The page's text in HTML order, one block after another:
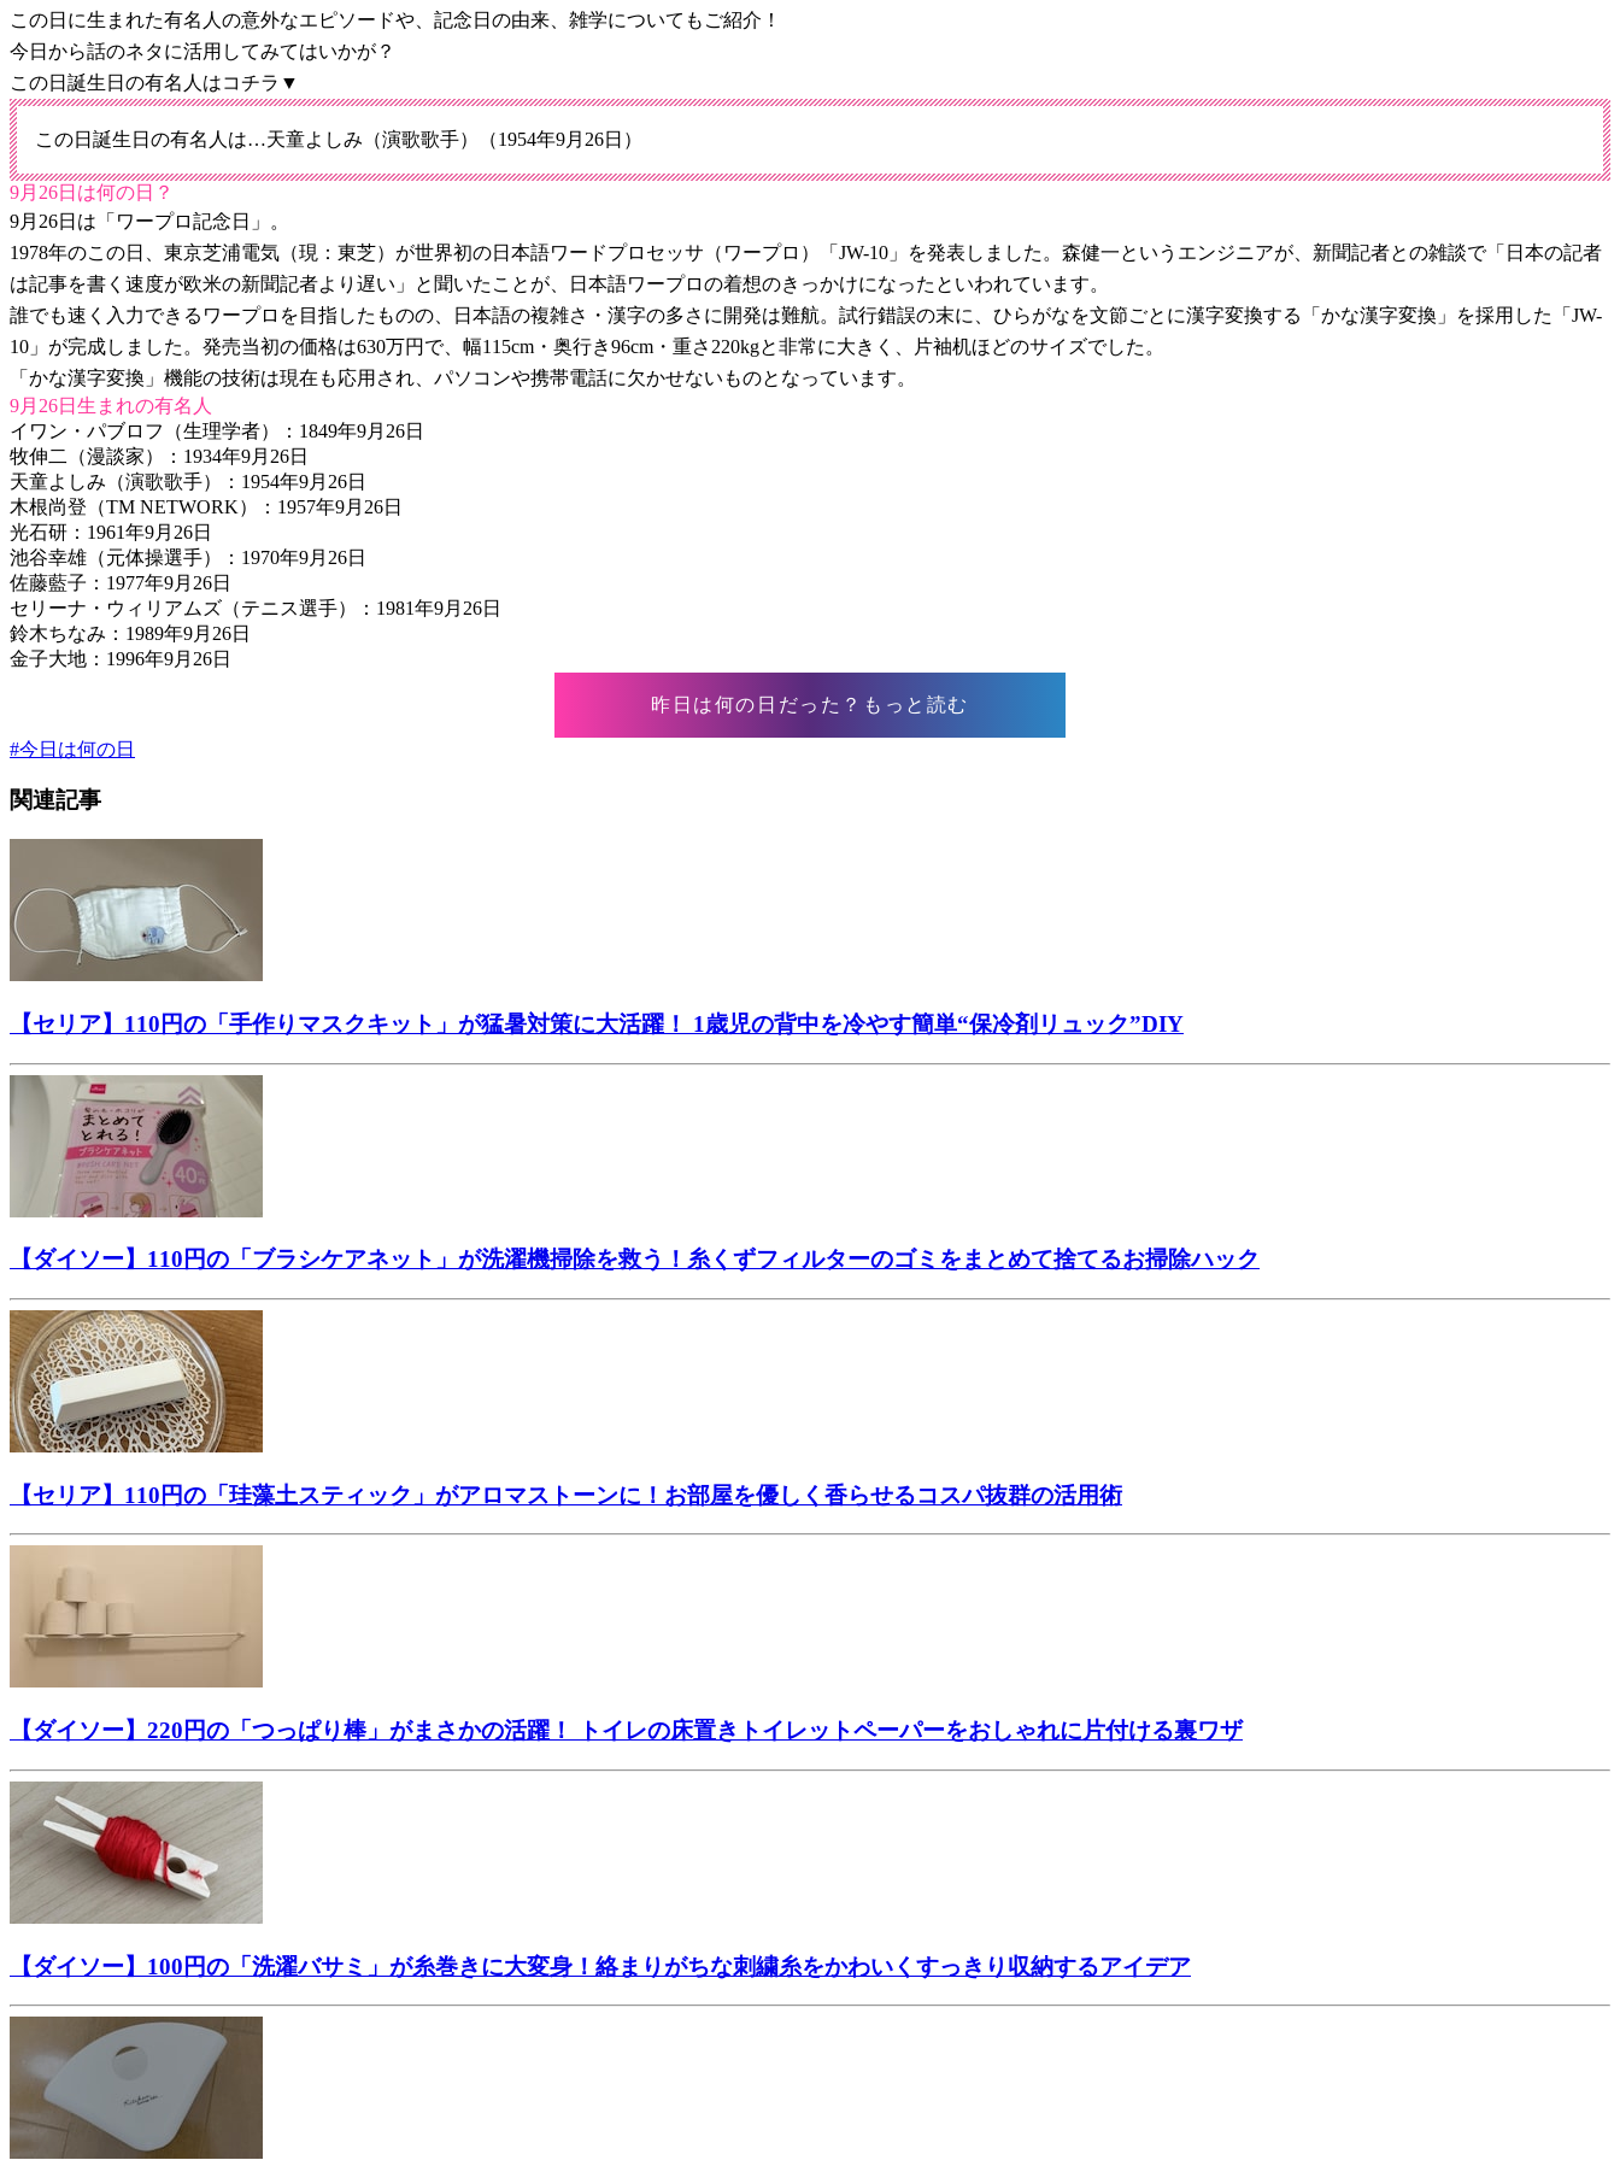
この日に生まれた有名人の意外なエピソードや、記念日の由来、雑学についてもご紹介！
今日から話のネタに活用してみてはいかが？
この日誕生日の有名人はコチラ▼
この日誕生日の有名人は…天童よしみ（演歌歌手）（1954年9月26日）
9月26日は何の日？
9月26日は「ワープロ記念日」。
1978年のこの日、東京芝浦電気（現：東芝）が世界初の日本語ワードプロセッサ（ワープロ）「JW-10」を発表しました。森健一というエンジニアが、新聞記者との雑談で「日本の記者
は記事を書く速度が欧米の新聞記者より遅い」と聞いたことが、日本語ワープロの着想のきっかけになったといわれています。
誰でも速く入力できるワープロを目指したものの、日本語の複雑さ・漢字の多さに開発は難航。試行錯誤の末に、ひらがなを文節ごとに漢字変換する「かな漢字変換」を採用した「JW-
10」が完成しました。発売当初の価格は630万円で、幅115cm・奥行き96cm・重さ220kgと非常に大きく、片袖机ほどのサイズでした。
「かな漢字変換」機能の技術は現在も応用され、パソコンや携帯電話に欠かせないものとなっています。
9月26日生まれの有名人
イワン・パブロフ（生理学者）：1849年9月26日
牧伸二（漫談家）：1934年9月26日
天童よしみ（演歌歌手）：1954年9月26日
木根尚登（TM NETWORK）：1957年9月26日
光石研：1961年9月26日
池谷幸雄（元体操選手）：1970年9月26日
佐藤藍子：1977年9月26日
セリーナ・ウィリアムズ（テニス選手）：1981年9月26日
鈴木ちなみ：1989年9月26日
金子大地：1996年9月26日
昨日は何の日だった？もっと読む
#今日は何の日
関連記事
【セリア】110円の「手作りマスクキット」が猛暑対策に大活躍！ 1歳児の背中を冷やす簡単“保冷剤リュック”DIY
【ダイソー】110円の「ブラシケアネット」が洗濯機掃除を救う！糸くずフィルターのゴミをまとめて捨てるお掃除ハック
【セリア】110円の「珪藻土スティック」がアロマストーンに！お部屋を優しく香らせるコスパ抜群の活用術
【ダイソー】220円の「つっぱり棒」がまさかの活躍！ トイレの床置きトイレットペーパーをおしゃれに片付ける裏ワザ
【ダイソー】100円の「洗濯バサミ」が糸巻きに大変身！絡まりがちな刺繍糸をかわいくすっきり収納するアイデア